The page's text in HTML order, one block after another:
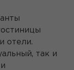
отели.
так и